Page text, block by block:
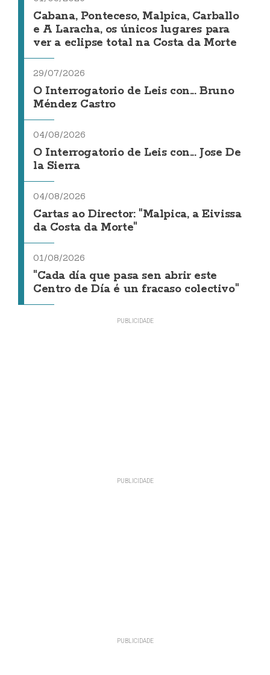
Cabana, Ponteceso, Malpica, Carballo
e A Laracha, os únicos lugares para
ver a eclipse total na Costa da Morte
29/07/2026
O Interrogatorio de Leis con... Bruno
Méndez Castro
04/08/2026
O Interrogatorio de Leis con... Jose De
la Sierra
04/08/2026
Cartas ao Director: "Malpica, a Eivissa
da Costa da Morte"
01/08/2026
"Cada día que pasa sen abrir este
Centro de Día é un fracaso colectivo"